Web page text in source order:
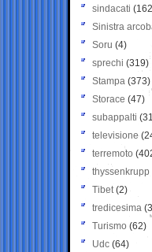
sindacati
Sinistra
Soru (4)
sprechi (319)
Stampa (373)
Storace (47)
subappalti
televisione
terremoto
thyssenkrupp
Tibet(2)
tredicesima
Turismo (62)
Udc (64)